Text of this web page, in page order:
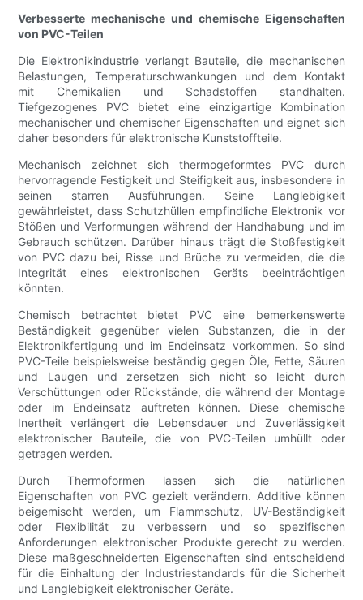
Verbesserte mechanische und chemische Eigenschaften
von PVC-Teilen
Die Elektronikindustrie verlangt Bauteile, die mechanischen
Belastungen, Temperaturschwankungen und dem Kontakt
mit Chemikalien und Schadstoffen standhalten.
Tiefgezogenes PVC bietet eine einzigartige Kombination
mechanischer und chemischer Eigenschaften und eignet sich
daher besonders für elektronische Kunststoffteile.
Mechanisch zeichnet sich thermogeformtes PVC durch
hervorragende Festigkeit und Steifigkeit aus, insbesondere in
seinen starren Ausführungen. Seine Langlebigkeit
gewährleistet, dass Schutzhüllen empfindliche Elektronik vor
Stößen und Verformungen während der Handhabung und im
Gebrauch schützen. Darüber hinaus trägt die Stoßfestigkeit
von PVC dazu bei, Risse und Brüche zu vermeiden, die die
Integrität eines elektronischen Geräts beeinträchtigen
könnten.
Chemisch betrachtet bietet PVC eine bemerkenswerte
Beständigkeit gegenüber vielen Substanzen, die in der
Elektronikfertigung und im Endeinsatz vorkommen. So sind
PVC-Teile beispielsweise beständig gegen Öle, Fette, Säuren
und Laugen und zersetzen sich nicht so leicht durch
Verschüttungen oder Rückstände, die während der Montage
oder im Endeinsatz auftreten können. Diese chemische
Inertheit verlängert die Lebensdauer und Zuverlässigkeit
elektronischer Bauteile, die von PVC-Teilen umhüllt oder
getragen werden.
Durch Thermoformen lassen sich die natürlichen
Eigenschaften von PVC gezielt verändern. Additive können
beigemischt werden, um Flammschutz, UV-Beständigkeit
oder Flexibilität zu verbessern und so spezifischen
Anforderungen elektronischer Produkte gerecht zu werden.
Diese maßgeschneiderten Eigenschaften sind entscheidend
für die Einhaltung der Industriestandards für die Sicherheit
und Langlebigkeit elektronischer Geräte.